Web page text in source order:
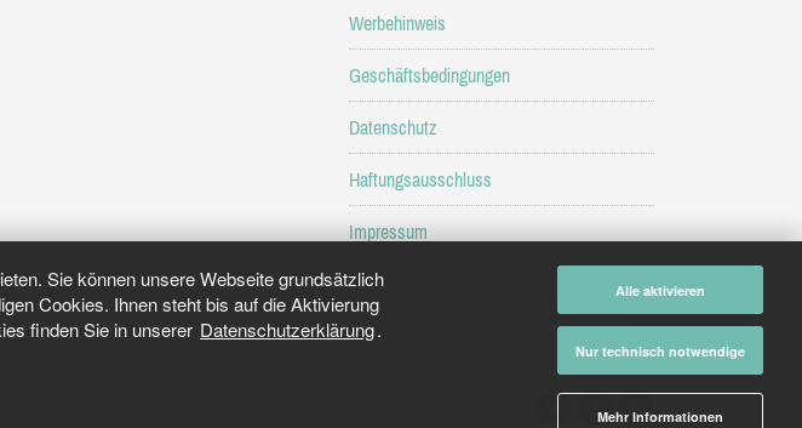
Sie können unsere Webseite grundsätzlich
Cookies. Ihnen steht bis auf die Aktivierung
finden Sie in unserer Datenschutzerklärung.
Alle aktivieren
Nur technisch notwendige
Mehr Informationen
Werbehinweis
Geschäftsbedingungen
Datenschutz
Haftungsausschluss
Impressum